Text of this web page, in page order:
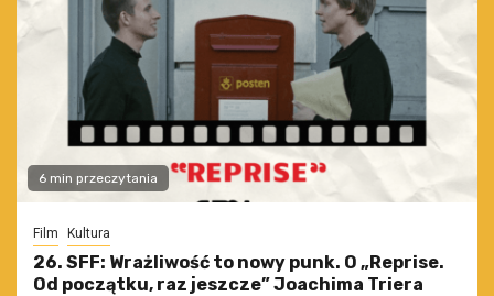
6 min przeczytania
Film Kultura
26. SFF: Wrażliwość to nowy punk. O „Reprise.
Od początku, raz jeszcze” Joachima Triera